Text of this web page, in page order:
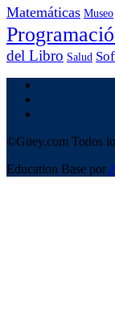
Matemáticas Museo
del Libro Salud
©Güey.com Todos
Education Base por